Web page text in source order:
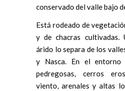
conservado del valle bajo
Está rodeado de
y de chacras cultivadas.
árido lo separa de los
y Nasca. En el entorno
pedregosas, cerros
viento, arenales y altas